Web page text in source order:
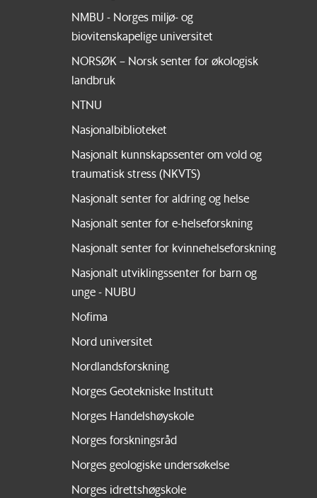
NMBU - Norges miljø- og
biovitenskapelige universitet
NORSØK – Norsk senter for økologisk
landbruk
NTNU
Nasjonalbiblioteket
Nasjonalt kunnskapssenter om vold og
traumatisk stress (NKVTS)
Nasjonalt senter for aldring og helse
Nasjonalt senter for e-helseforskning
Nasjonalt senter for kvinnehelseforskning
Nasjonalt utviklingssenter for barn og
unge - NUBU
Nofima
Nord universitet
Nordlandsforskning
Norges Geotekniske Institutt
Norges Handelshøyskole
Norges forskningsråd
Norges geologiske undersøkelse
Norges idrettshøgskole